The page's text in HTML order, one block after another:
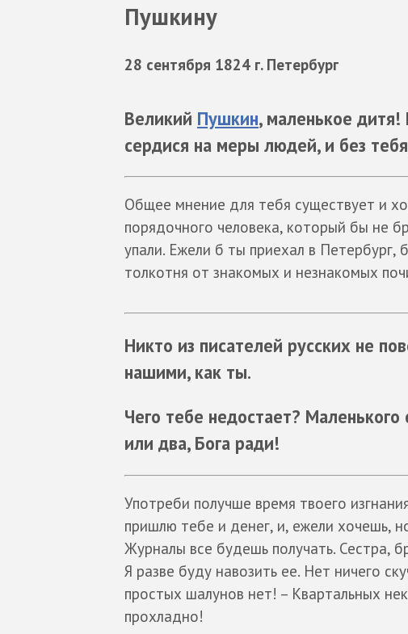
Пушкину
28 сентября 1824 г. Петербург
Великий Пушкин, маленькое
сердися на меры людей, и без
Общее мнение для тебя существует и
порядочного человека, который бы не
упали. Ежели б ты приехал в
толкотня от знакомых и незнакомых
Никто из писателей русских не
нашими, как ты.
Чего тебе недостает?
или два, Бога ради!
Употреби получше время твоего
пришлю тебе и денег, и, ежели хочешь,
Журналы все будешь получать. Сестра,
Я разве буду навозить ее. Нет ничего
простых шалунов нет! – Квартальных
прохладно!